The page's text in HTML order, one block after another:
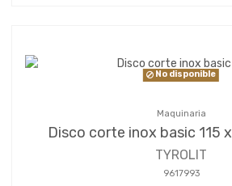
No disponible
Maquinaria
Disco corte inox basic 115
TYROLIT
9617993